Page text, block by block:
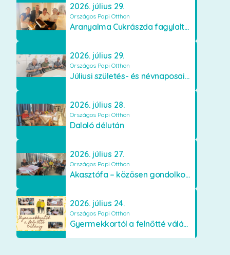
2026. július 29.
Országos Papi Otthon
Aranyalma Cukrászda fagylaltos meglepetés
2026. július 29.
Országos Papi Otthon
Júliusi születés- és névnaposaink
2026. július 28.
Országos Papi Otthon
Daloló délután
2026. július 27.
Országos Papi Otthon
Akasztófa – közösen gondolkodva
2026. július 24.
Országos Papi Otthon
Gyermekkortól a felnőtté válásig